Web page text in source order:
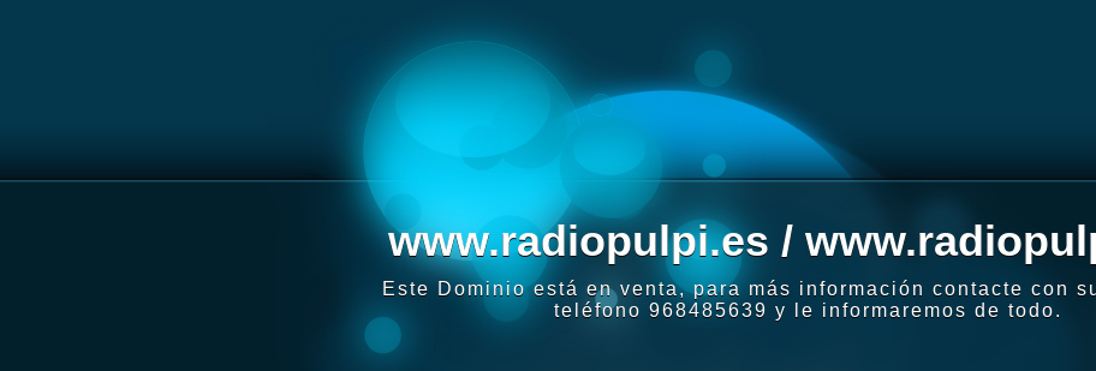
www.radiopulpi.es /
Este Dominio está en venta, para más información contacte con
teléfono 968485639 y le informaremos de todo.